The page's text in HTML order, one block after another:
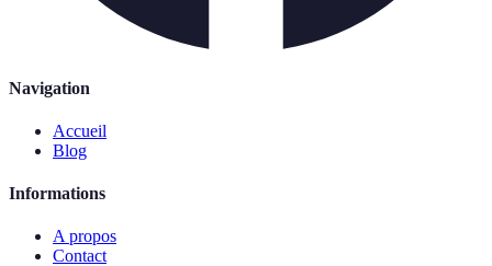
Navigation
Accueil
Blog
Informations
A propos
Contact